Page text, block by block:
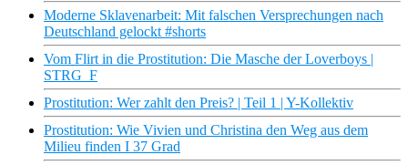
Moderne Sklavenarbeit: Mit falschen Versprechungen nach
Deutschland gelockt #shorts
Vom Flirt in die Prostitution: Die Masche der Loverboys |
STRG_F
Prostitution: Wer zahlt den Preis? | Teil 1 | Y-Kollektiv
Prostitution: Wie Vivien und Christina den Weg aus dem
Milieu finden I 37 Grad